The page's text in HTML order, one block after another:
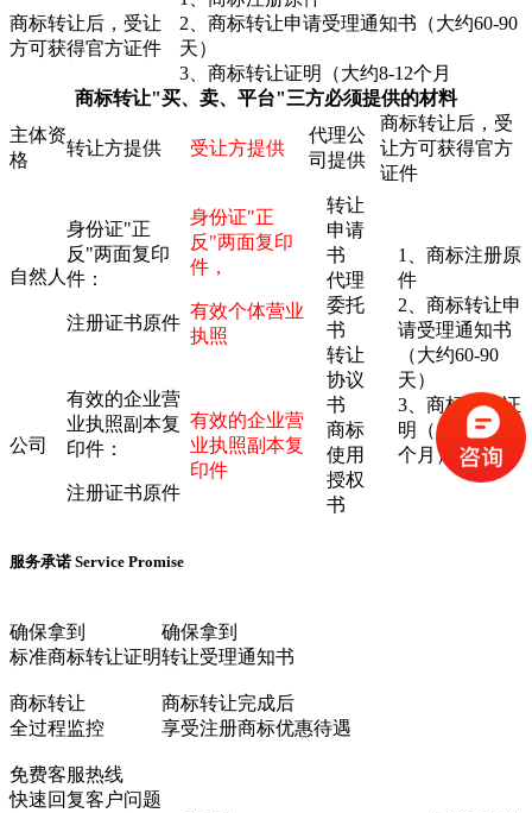
商标转让后，受让
方可获得官方证件
2、商标转让申请受理通知书（大约60-90
天）
3、商标转让证明（大约8-12个月
商标转让"买、卖、平台"三方必须提供的材料
主体资
格
转让方提供 受让方提供
代理公
司提供
商标转让后，受
让方可获得官方
证件
自然人
身份证"正
反"两面复印
件：
注册证书原件
身份证"正
反"两面复印
件，
有效个体营业
执照
转让
申请
书
代理
委托
书
转让
协议
书
商标
使用
授权
书
1、商标注册原
件
2、商标转让申
请受理通知书
（大约60-90
天）
3、商标转让证
明（大约8-12
个月）
公司
有效的企业营
业执照副本复
印件：
注册证书原件
有效的企业营
业执照副本复
印件
服务承诺 Service Promise
确保拿到
标准商标转让证明
确保拿到
转让受理通知书
商标转让
全过程监控
商标转让完成后
享受注册商标优惠待遇
免费客服热线
快速回复客户问题